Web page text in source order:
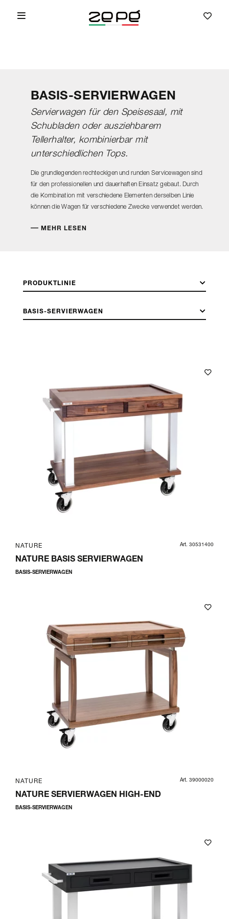
BASIS-SERVIERWAGEN
Servierwagen für den Speisesaal, mit
Schubladen oder ausziehbarem
Tellerhalter, kombinierbar mit
unterschiedlichen Tops.
Die grundlegenden rechteckigen und runden Servicewagen sind
für den professionellen und dauerhaften Einsatz gebaut. Durch
die Kombination mit verschiedene Elementen derselben Linie
können die Wagen für verschiedene Zwecke verwendet werden.
MEHR LESEN
PRODUKTLINIE
BASIS-SERVIERWAGEN
NATURE Art. 30531400
NATURE BASIS SERVIERWAGEN
BASIS-SERVIERWAGEN
NATURE Art. 39000020
NATURE SERVIERWAGEN HIGH-END
BASIS-SERVIERWAGEN